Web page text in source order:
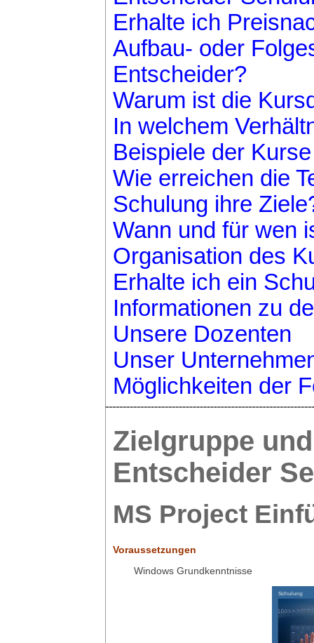
Erhalte ich
Aufbau- oder
Entscheider?
Warum ist die
In welchem
Beispiele der
Wie erreichen die
Schulung ihre
Wann und für wen
Organisation des
Erhalte ich ein
Informationen zu
Unsere Dozenten
Unser
Möglichkeiten der
Zielgruppe
Entscheider
MS Project
Voraussetzungen
Windows Grundkenntnisse